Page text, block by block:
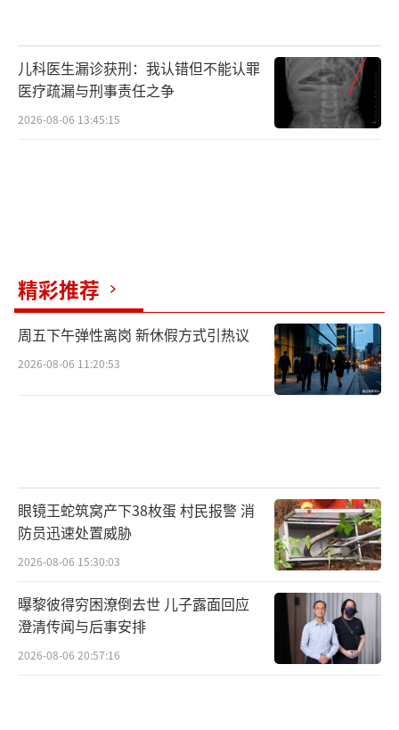
儿科医生漏诊获刑：我认错但不能认罪
医疗疏漏与刑事责任之争
2026-08-06 13:45:15
精彩推荐
周五下午弹性离岗 新休假方式引热议
2026-08-06 11:20:53
眼镜王蛇筑窝产下38枚蛋 村民报警 消
防员迅速处置威胁
2026-08-06 15:30:03
曝黎彼得穷困潦倒去世 儿子露面回应
澄清传闻与后事安排
2026-08-06 20:57:16